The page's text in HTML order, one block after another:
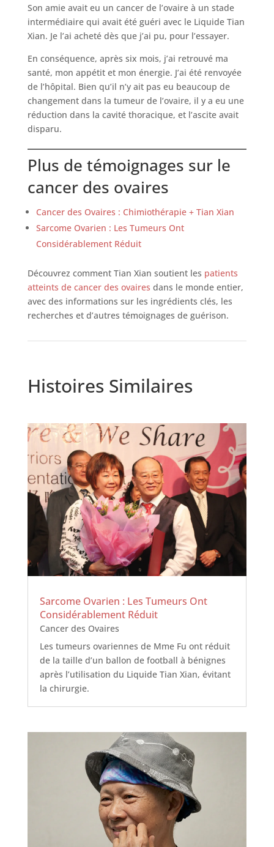
Son amie avait eu un cancer de l’ovaire à un stade
intermédiaire qui avait été guéri avec le Liquide Tian
Xian. Je l’ai acheté dès que j’ai pu, pour l’essayer.
En conséquence, après six mois, j’ai retrouvé ma
santé, mon appétit et mon énergie. J’ai été renvoyée
de l’hôpital. Bien qu’il n’y ait pas eu beaucoup de
changement dans la tumeur de l’ovaire, il y a eu une
réduction dans la cavité thoracique, et l’ascite avait
disparu.
Plus de témoignages sur le
cancer des ovaires
Cancer des Ovaires : Chimiothérapie + Tian Xian
Sarcome Ovarien : Les Tumeurs Ont
Considérablement Réduit
Découvrez comment Tian Xian soutient les patients
atteints de cancer des ovaires dans le monde entier,
avec des informations sur les ingrédients clés, les
recherches et d’autres témoignages de guérison.
Histoires Similaires
Sarcome Ovarien : Les Tumeurs Ont
Considérablement Réduit
Cancer des Ovaires
Les tumeurs ovariennes de Mme Fu ont réduit
de la taille d’un ballon de football à bénignes
après l’utilisation du Liquide Tian Xian, évitant
la chirurgie.